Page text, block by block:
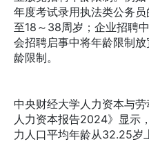
年度考试录用执法类公务
至18～38周岁；企业招聘
会招聘启事中将年龄限制
龄限制。
中央财经大学人力资本与
人力资本报告2024》显示
力人口平均年龄从32.25岁